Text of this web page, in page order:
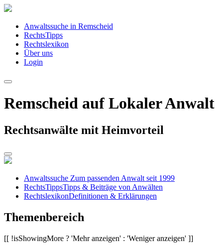
Anwaltssuche in Remscheid
RechtsTipps
Rechtslexikon
Über uns
Login
Remscheid auf Lokaler Anwalt
Rechtsanwälte mit Heimvorteil
Anwaltssuche Zum passenden Anwalt seit 1999
RechtsTippsTipps & Beiträge von Anwälten
RechtslexikonDefinitionen & Erklärungen
Themenbereich
[[ !isShowingMore ? 'Mehr anzeigen' : 'Weniger anzeigen' ]]